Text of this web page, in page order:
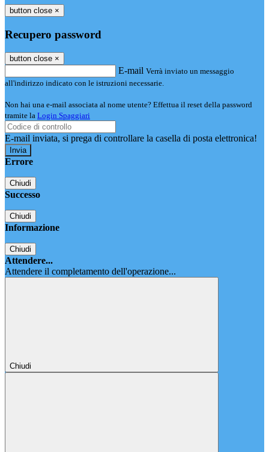
button close ×
Recupero password
button close ×
E-mail Verrà inviato un messaggio
all'indirizzo indicato con le istruzioni necessarie.
Non hai una e-mail associata al nome utente? Effettua il reset della password
tramite la Login Spaggiari
E-mail inviata, si prega di controllare la casella di posta elettronica!
Errore
Chiudi
Successo
Chiudi
Informazione
Chiudi
Attendere...
Attendere il completamento dell'operazione...
Chiudi